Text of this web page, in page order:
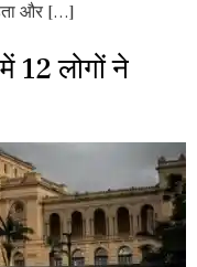
और […]
12 लोगों ने